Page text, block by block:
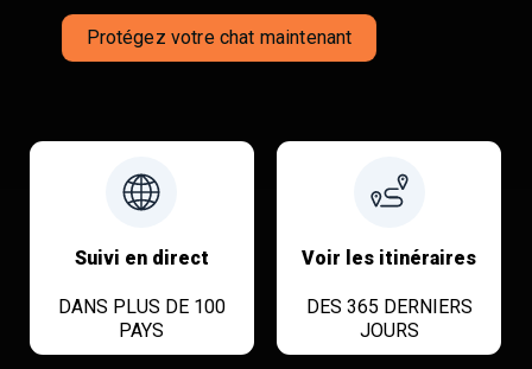
Protégez votre chat maintenant
Suivi en direct
DANS PLUS DE 100
PAYS
Voir les itinéraires
DES 365 DERNIERS
JOURS